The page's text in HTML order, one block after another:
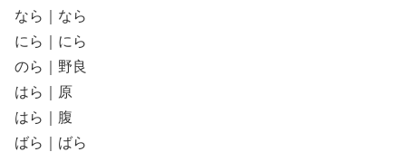
なら｜なら
にら｜にら
のら｜野良
はら｜原
はら｜腹
ばら｜ばら